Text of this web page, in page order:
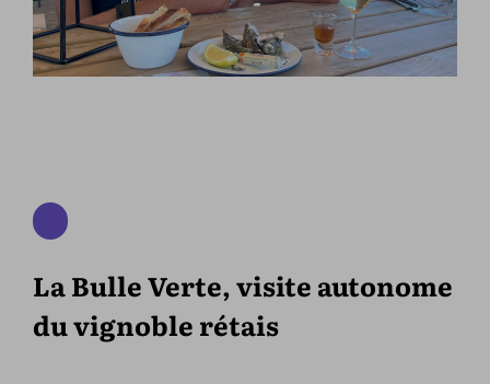
La Bulle Verte, visite autonome
du vignoble rétais